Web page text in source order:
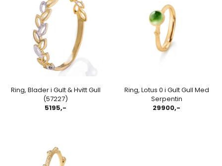
Ring, Blader i Gult & Hvitt Gull
(57227)
5195,-
Ring, Lotus 0 i Gult Gull Med
Serpentin
29900,-